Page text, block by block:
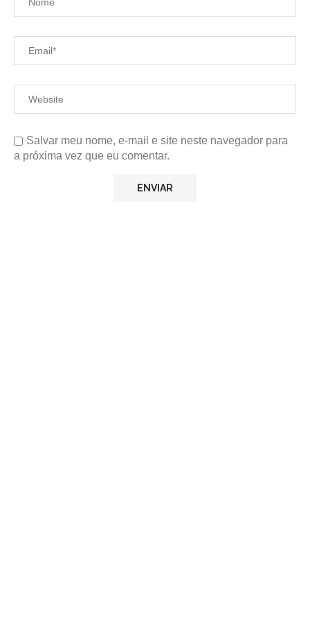
Salvar meu nome, e-mail e site neste navegador para
a próxima vez que eu comentar.